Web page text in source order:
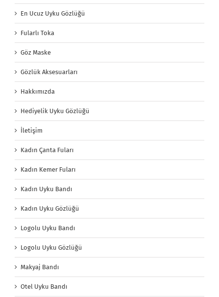
En Ucuz Uyku Gözlüğü
Fularlı Toka
Göz Maske
Gözlük Aksesuarları
Hakkımızda
Hediyelik Uyku Gözlüğü
İletişim
Kadın Çanta Fuları
Kadın Kemer Fuları
Kadın Uyku Bandı
Kadın Uyku Gözlüğü
Logolu Uyku Bandı
Logolu Uyku Gözlüğü
Makyaj Bandı
Otel Uyku Bandı